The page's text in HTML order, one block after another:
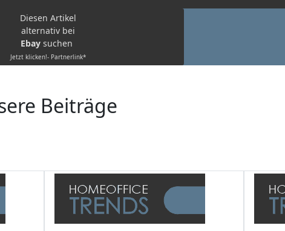
Diesen Artikel
alternativ bei
Ebay suchen
Jetzt klicken!- Partnerlink*
Beiträge